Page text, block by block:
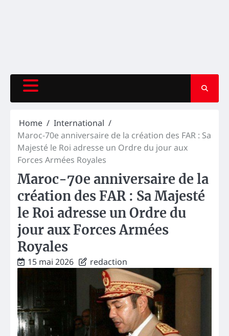
Home
International
Maroc-70e anniversaire de la création des FAR : Sa
Majesté le Roi adresse un Ordre du jour aux
Forces Armées Royales
Maroc-70e anniversaire de la
création des FAR : Sa Majesté
le Roi adresse un Ordre du
jour aux Forces Armées
Royales
15 mai 2026 redaction